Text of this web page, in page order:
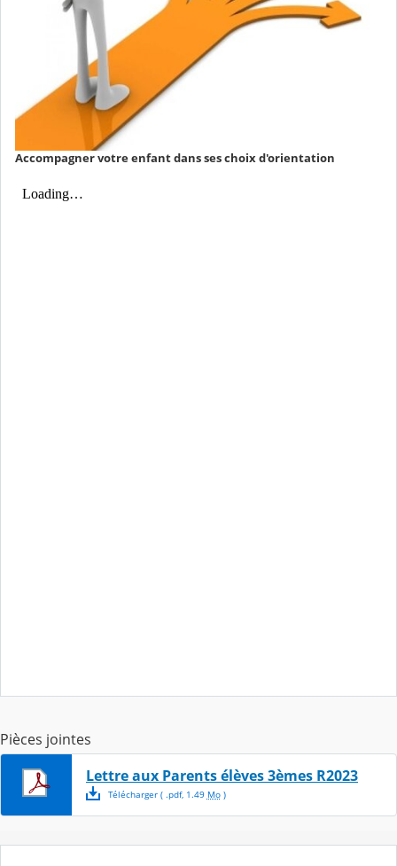
Accompagner votre enfant dans ses choix d'orientation
Pièces jointes
Lettre aux Parents élèves 3èmes R2023
Télécharger( .pdf, 1.49 Mo)